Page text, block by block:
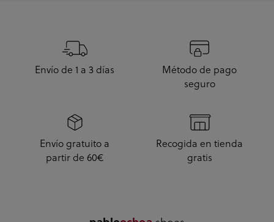
Envío de 1 a 3 días
Método de pago
seguro
Envío gratuito a
partir de 60€
Recogida en tienda
gratis